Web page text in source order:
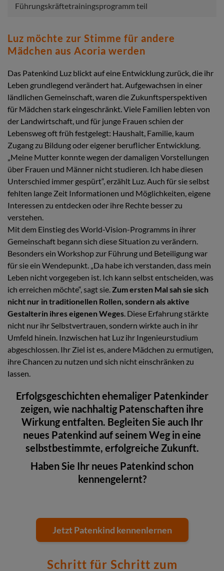
Führungskräftetrainingsprogramm teil
Luz möchte zur Stimme für andere
Mädchen aus Acoria werden
Das Patenkind Luz blickt auf eine Entwicklung zurück, die ihr
Leben grundlegend verändert hat. Aufgewachsen in einer
ländlichen Gemeinschaft, waren die Zukunftsperspektiven
für Mädchen stark eingeschränkt. Viele Familien lebten von
der Landwirtschaft, und für junge Frauen schien der
Lebensweg oft früh festgelegt: Haushalt, Familie, kaum
Zugang zu Bildung oder eigener beruflicher Entwicklung.
„Meine Mutter konnte wegen der damaligen Vorstellungen
über Frauen und Männer nicht studieren. Ich habe diesen
Unterschied immer gespürt“, erzählt Luz. Auch für sie selbst
fehlten lange Zeit Informationen und Möglichkeiten, eigene
Interessen zu entdecken oder ihre Rechte besser zu
verstehen.
Mit dem Einstieg des World-Vision-Programms in ihrer
Gemeinschaft begann sich diese Situation zu verändern.
Besonders ein Workshop zur Führung und Beteiligung war
für sie ein Wendepunkt. „Da habe ich verstanden, dass mein
Leben nicht vorgegeben ist. Ich kann selbst entscheiden, was
ich erreichen möchte“, sagt sie.Zum ersten Mal sah sie sich
nicht nur in traditionellen Rollen, sondern als aktive
Gestalterin ihres eigenen Weges. Diese Erfahrung stärkte
nicht nur ihr Selbstvertrauen, sondern wirkte auch in ihr
Umfeld hinein. Inzwischen hat Luz ihr Ingenieurstudium
abgeschlossen. Ihr Ziel ist es, andere Mädchen zu ermutigen,
ihre Chancen zu nutzen und sich nicht einschränken zu
lassen.
Erfolgsgeschichten ehemaliger Patenkinder
zeigen, wie nachhaltig Patenschaften ihre
Wirkung entfalten. Begleiten Sie auch Ihr
neues Patenkind auf seinem Weg in eine
selbstbestimmte, erfolgreiche Zukunft.
Haben Sie Ihr neues Patenkind schon
kennengelernt?
Jetzt Patenkind kennenlernen
Schritt für Schritt zum